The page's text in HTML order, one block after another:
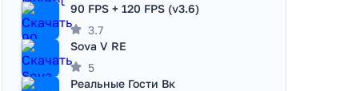
90 FPS + 120 FPS (v3.6)
3.7
Sova V RE
5
Реальные Гости Вк